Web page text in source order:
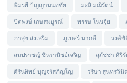
พิมรพี ปัญญานนทชัย
มะลิ มณีรัตน์
ปัตพงษ์ เกษสมบูรณ์
พรรษ โนนจุ้ย
ภาสุข ส่งเสริม
ภูเบศร์ นากดี
วงศ์ขั
สมปราชญ์ ชินวานิชย์เจริญ
สุภัชชา ศิริ
ศิรินทิพย์ บุญจรัสภิญโญ
วริษา สุนทรวินิต